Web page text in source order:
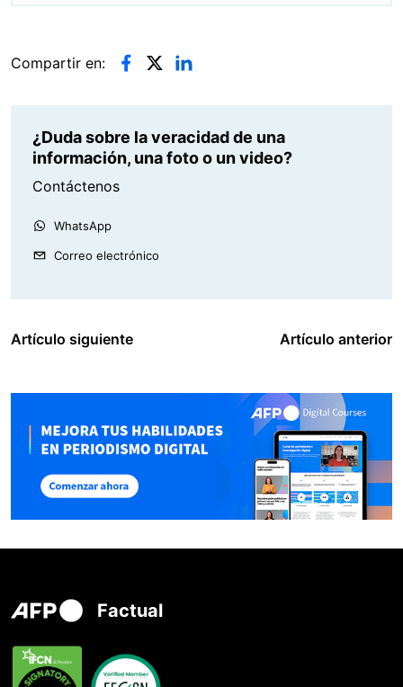
Compartir en:
¿Duda sobre la veracidad de una
información, una foto o un video?
Contáctenos
WhatsApp
Correo electrónico
Artículo siguiente Artículo anterior
Factual